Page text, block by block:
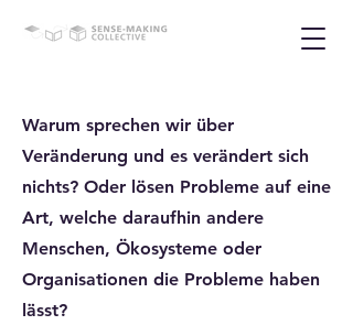
Warum sprechen wir über
Veränderung und es verändert sich
nichts? Oder lösen Probleme auf eine
Art, welche daraufhin andere
Menschen, Ökosysteme oder
Organisationen die Probleme haben
lässt?